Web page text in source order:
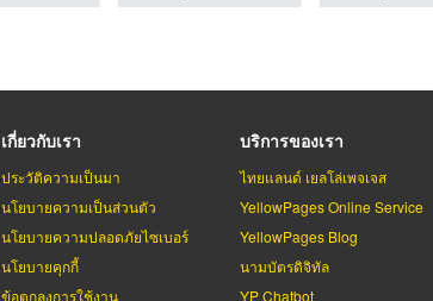
เกี่ยวกับเรา
ประวัติความเป็นมา
นโยบายความเป็นส่วนตัว
นโยบายความปลอดภัยไซเบอร์
นโยบายคุกกี้
ข้อตกลงการใช้งาน
บริการของเรา
ไทยแลนด์ เยลโล่เพจเจส
YellowPages Online Service
YellowPages Blog
นามบัตรดิจิทัล
YP Chatbot